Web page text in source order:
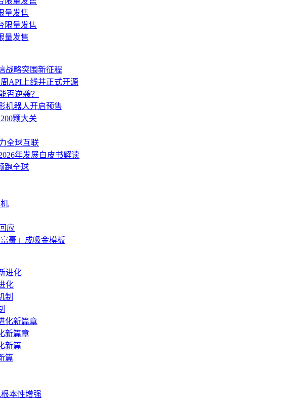
量发售
量发售
战略突围新征程
API上线并正式开源
否逆袭？
机器人开启预售
颗大关
全球互联
年发展白皮书解读
跑全球
应
豪」成吸金模板
化
新篇章
篇